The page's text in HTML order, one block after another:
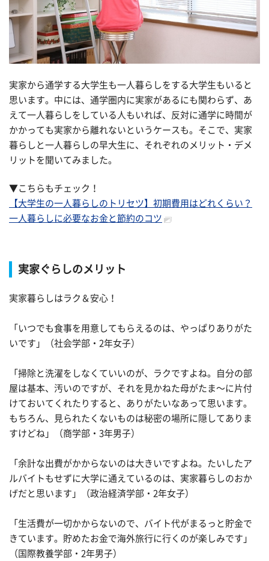
実家から通学する大学生も一人暮らしをする大学生もいると
思います。中には、通学圏内に実家があるにも関わらず、あ
えて一人暮らしをしている人もいれば、反対に通学に時間が
かかっても実家から離れないというケースも。そこで、実家
暮らしと一人暮らしの早大生に、それぞれのメリット・デメ
リットを聞いてみました。
▼こちらもチェック！
【大学生の一人暮らしのトリセツ】初期費用はどれくらい？
一人暮らしに必要なお金と節約のコツ
実家ぐらしのメリット
実家暮らしはラク＆安心！
「いつでも食事を用意してもらえるのは、やっぱりありがた
いです」（社会学部・2年女子）
「掃除と洗濯をしなくていいのが、ラクですよね。自分の部
屋は基本、汚いのですが、それを見かねた母がたま〜に片付
けておいてくれたりすると、ありがたいなあって思います。
もちろん、見られたくないものは秘密の場所に隠してありま
すけどね」（商学部・3年男子）
「余計な出費がかからないのは大きいですよね。たいしたア
ルバイトもせずに大学に通えているのは、実家暮らしのおか
げだと思います」（政治経済学部・2年女子）
「生活費が一切かからないので、バイト代がまるっと貯金で
きています。貯めたお金で海外旅行に行くのが楽しみです」
（国際教養学部・2年男子）